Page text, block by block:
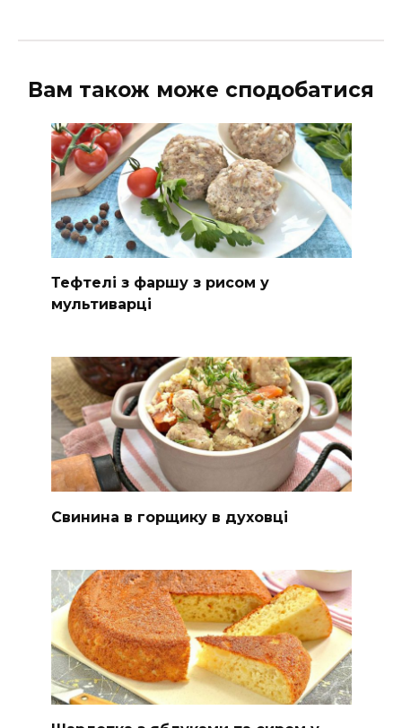
Вам також може сподобатися
Тефтелі з фаршу з рисом у
мультиварці
Свинина в горщику в духовці